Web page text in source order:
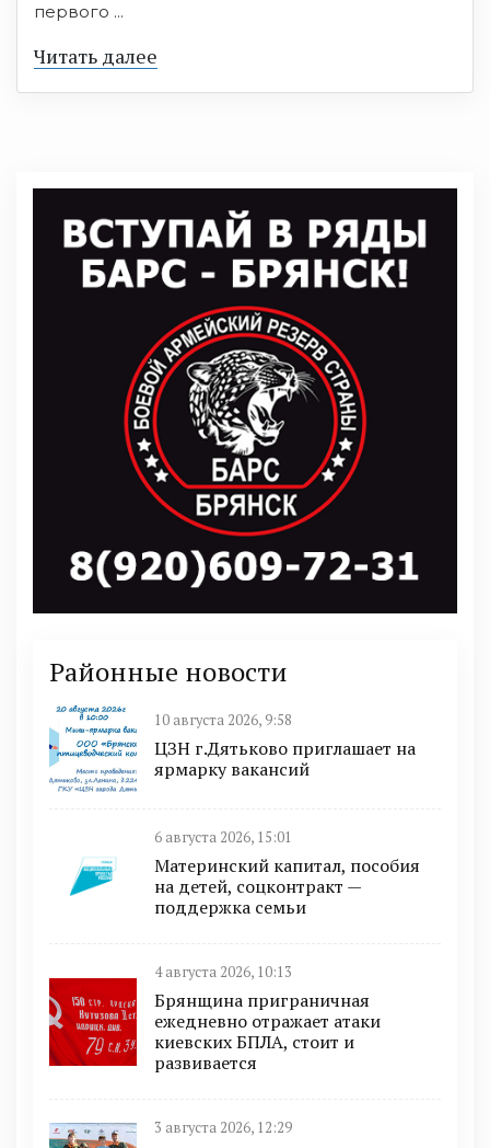
первого ...
Читать далее
Районные новости
10 августа 2026, 9:58
ЦЗН г.Дятьково приглашает на
ярмарку вакансий
6 августа 2026, 15:01
Материнский капитал, пособия
на детей, соцконтракт —
поддержка семьи
4 августа 2026, 10:13
Брянщина приграничная
ежедневно отражает атаки
киевских БПЛА, стоит и
развивается
3 августа 2026, 12:29